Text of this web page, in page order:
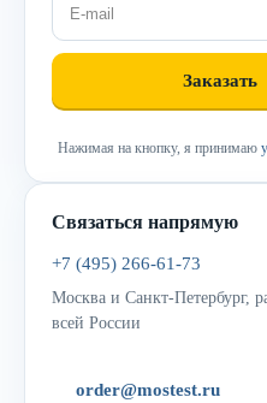
Нажимая на кнопку, я принимаю
Связаться напрямую
+7 (495) 266-61-73
Москва и Санкт-Петербург,
всей России
order@mostest.ru